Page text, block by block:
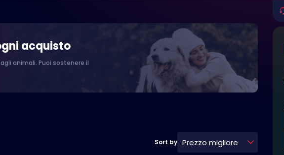
acquisto
animali. Puoi sostenere il
Sort by Prezzo migliore